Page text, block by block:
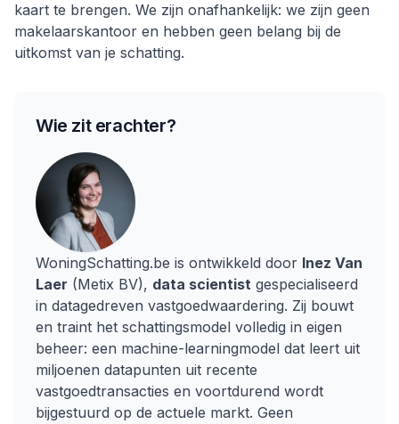
kaart te brengen. We zijn onafhankelijk: we zijn geen
makelaarskantoor en hebben geen belang bij de
uitkomst van je schatting.
Wie zit erachter?
WoningSchatting.be is ontwikkeld door Inez Van
Laer (Metix BV), data scientist gespecialiseerd
in datagedreven vastgoedwaardering. Zij bouwt
en traint het schattingsmodel volledig in eigen
beheer: een machine-learningmodel dat leert uit
miljoenen datapunten uit recente
vastgoedtransacties en voortdurend wordt
bijgestuurd op de actuele markt. Geen